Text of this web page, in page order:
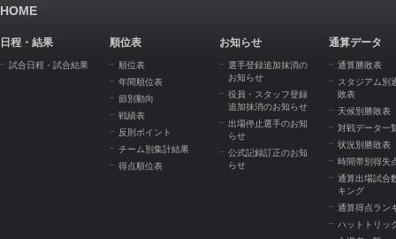
HOME
日程・結果
試合日程・試合結果
順位表
順位表
年間順位表
節別動向
戦績表
反則ポイント
チーム別集計結果
得点順位表
お知らせ
選手登録追加抹消の
お知らせ
役員・スタッフ登録
追加抹消のお知らせ
出場停止選手のお知
らせ
公式記録訂正のお知
らせ
通算データ
通算勝敗表
スタジアム別
敗表
天候別勝敗表
対戦データ一
状況別勝敗表
時間帯別得失
通算出場試合
キング
通算得点ラン
ハットトリッ